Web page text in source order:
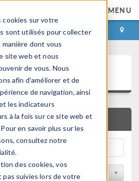
cookies sur votre
sont utilisés pour collecter
dont vous
site web et nous
de vous. Nous
afin d'améliorer et de
de navigation, ainsi
les indicateurs
à la fois sur ce site web et
en savoir plus sur les
consultez notre
des cookies, vos
suivies lors de votre
MENU
CONNEXION CONTACT
d'Applications